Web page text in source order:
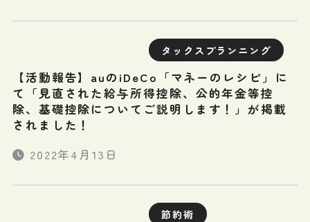
タックスプランニング
【活動報告】auのiDeCo「マネーのレシピ」に
て「見直された給与所得控除、公的年金等控
除、基礎控除についてご説明します！」が掲載
されました！
2022年4月13日
節約術